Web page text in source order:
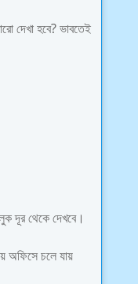
দেখা হবে? ভাবতেই
দূর থেকে দেখবে।
অফিসে চলে যায়